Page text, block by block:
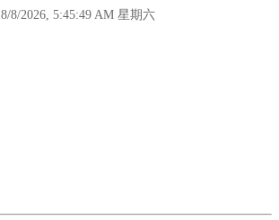
8/8/2026, 5:45:50 AM 星期六